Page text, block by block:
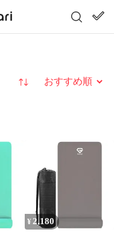
並び替え
¥ 2,180